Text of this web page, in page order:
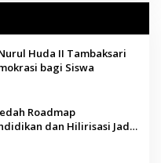
Huda II Tambaksari
bagi Siswa
Roadmap
dan Hilirisasi Jadi